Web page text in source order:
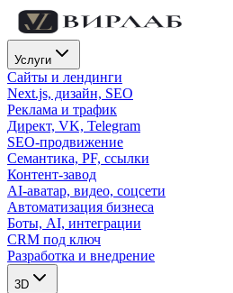
Услуги
Сайты и лендинги
Next.js, дизайн, SEO
Реклама и трафик
Директ, VK, Telegram
SEO-продвижение
Семантика, PF, ссылки
Контент-завод
AI-аватар, видео, соцсети
Автоматизация бизнеса
Боты, AI, интеграции
CRM под ключ
Разработка и внедрение
3D